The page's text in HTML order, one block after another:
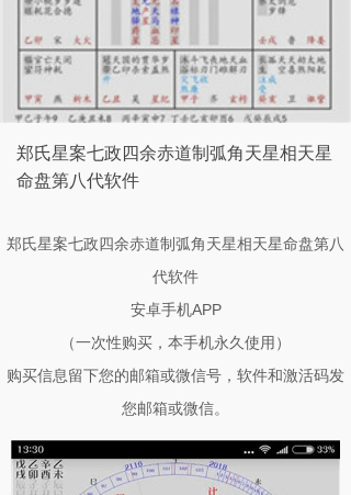
郑氏星案七政四余赤道制弧角天星相天星
命盘第八代软件
郑氏星案七政四余赤道制弧角天星相天星命盘第八
代软件
安卓手机APP
（一次性购买，本手机永久使用）
购买信息留下您的邮箱或微信号，软件和激活码发
您邮箱或微信。